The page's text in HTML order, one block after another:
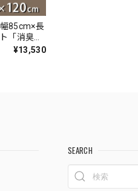
85cm×長
「消臭＋
元を
¥13,530
SEARCH